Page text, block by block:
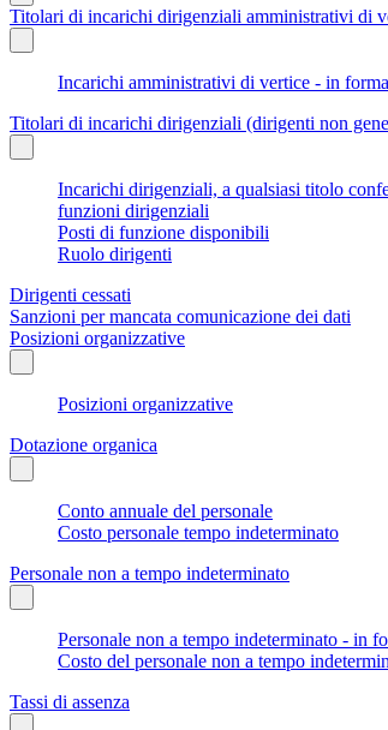
Titolari di incarichi dirigenziali amministrativi di
Incarichi amministrativi di vertice - in
Titolari di incarichi dirigenziali (dirigenti non
Incarichi dirigenziali, a qualsiasi titolo
funzioni dirigenziali
Posti di funzione disponibili
Ruolo dirigenti
Dirigenti cessati
Sanzioni per mancata comunicazione dei dati
Posizioni organizzative
Posizioni organizzative
Dotazione organica
Conto annuale del personale
Costo personale tempo indeterminato
Personale non a tempo indeterminato
Personale non a tempo indeterminato - in
Costo del personale non a tempo
Tassi di assenza